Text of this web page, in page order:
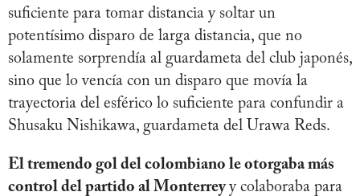
suficiente para tomar distancia y soltar un
potentísimo disparo de larga distancia, que no
solamente sorprendía al guardameta del club japonés,
sino que lo vencía con un disparo que movía la
trayectoria del esférico lo suficiente para confundir a
Shusaku Nishikawa, guardameta del Urawa Reds.
El tremendo gol del colombiano le otorgaba más
control del partido al Monterreyy colaboraba para